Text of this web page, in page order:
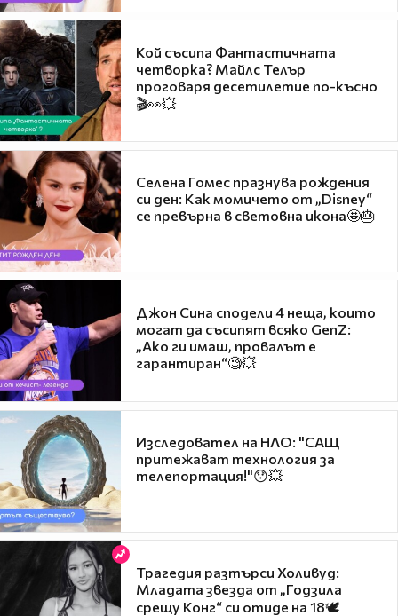
Кой съсипа Фантастичната
четворка? Майлс Телър
проговаря десетилетие по-късно
🎬👀💥
Селена Гомес празнува рождения
си ден: Как момичето от „Disney“
се превърна в световна икона🤩🎂
Джон Сина сподели 4 неща, които
могат да съсипят всяко GenZ:
„Ако ги имаш, провалът е
гарантиран“🧐💥
Изследовател на НЛО: "САЩ
притежават технология за
телепортация!"😯💥
Трагедия разтърси Холивуд:
Младата звезда от „Годзила
срещу Конг“ си отиде на 18🕊️